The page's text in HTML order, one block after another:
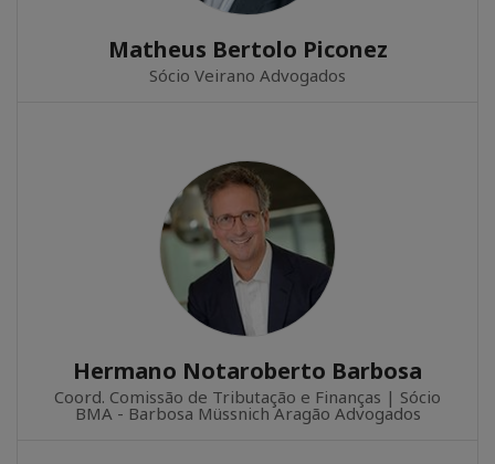
Matheus Bertolo Piconez
Sócio Veirano Advogados
Hermano Notaroberto Barbosa
Coord. Comissão de Tributação e Finanças | Sócio
BMA - Barbosa Müssnich Aragão Advogados